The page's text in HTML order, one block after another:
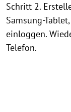
Schritt 2.
Samsung-
einloggen.
Telefon.